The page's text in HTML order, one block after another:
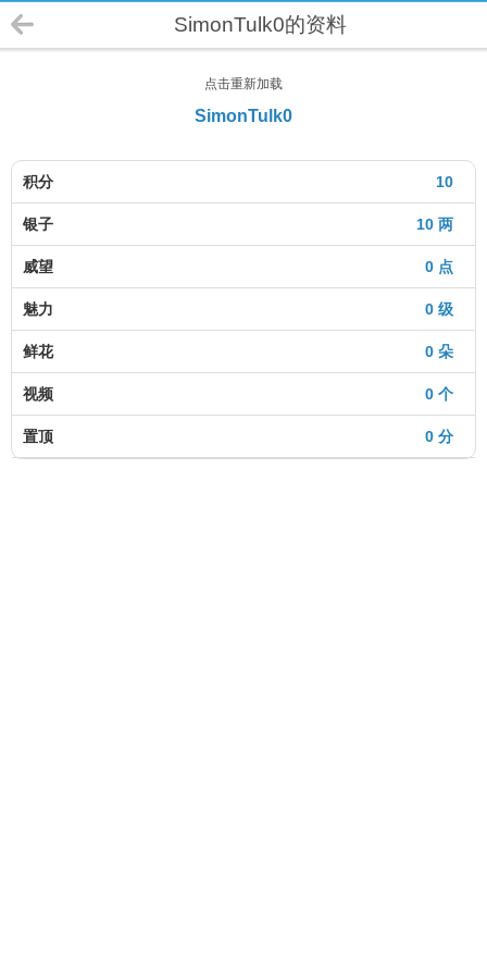
SimonTulk0的资料
点击重新加载
SimonTulk0
10
积分
10 两
银子
0 点
威望
0 级
魅力
0 朵
鲜花
0 个
视频
0 分
置顶